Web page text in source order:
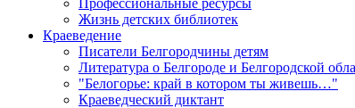
Жизнь детских библиотек
Краеведение
Писатели Белгородчины детям
Литература о Белгороде и Белгородской
"Белогорье: край в котором ты живешь…"
Краеведческий диктант